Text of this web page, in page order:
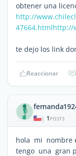
obtener una
http://
47664.htmlhttp://
te dejo los link
Reaccionar
| 1 POSTS
hola mi nombre
tengo una gran